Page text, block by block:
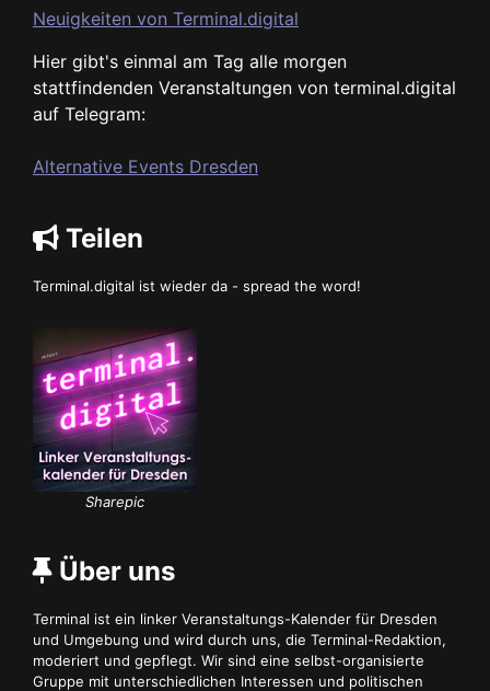
Neuigkeiten von Terminal.digital
Hier gibt's einmal am Tag alle morgen
stattfindenden Veranstaltungen von terminal.digital
auf Telegram:
Alternative Events Dresden
Teilen
Terminal.digital ist wieder da - spread the word!
Sharepic
Über uns
Terminal ist ein linker Veranstaltungs-Kalender für Dresden
und Umgebung und wird durch uns, die Terminal-Redaktion,
moderiert und gepflegt. Wir sind eine selbst-organisierte
Gruppe mit unterschiedlichen Interessen und politischen